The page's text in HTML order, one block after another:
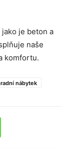
je beton a
naše
komfortu.
nábytek